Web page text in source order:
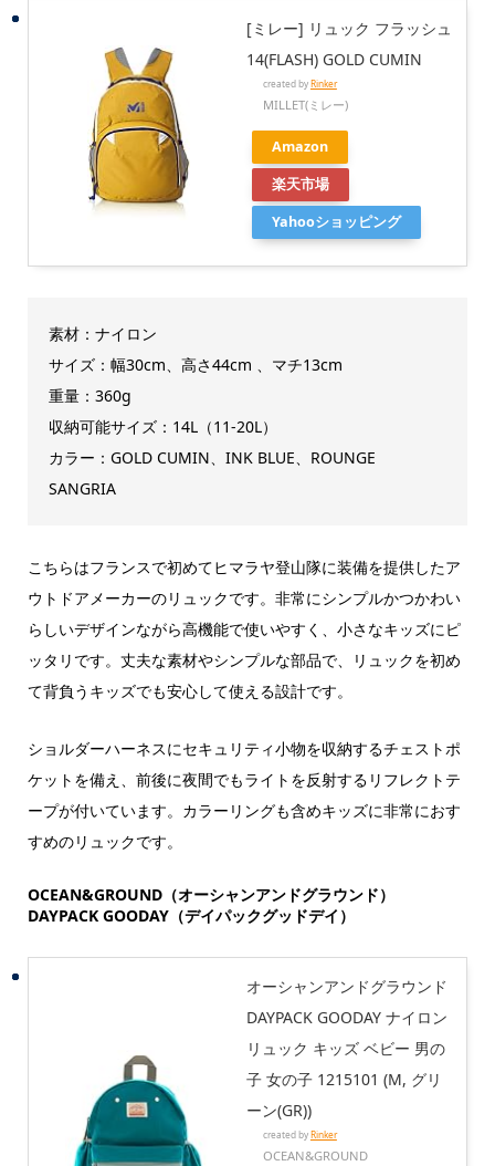
[ミレー] リュック フラッシュ
14(FLASH) GOLD CUMIN
created byRinker
MILLET(ミレー)
Amazon
楽天市場
Yahooショッピング
素材：ナイロン
サイズ：幅30cm、高さ44cm 、マチ13cm
重量：360g
収納可能サイズ：14L（11-20L）
カラー：GOLD CUMIN、INK BLUE、ROUNGE
SANGRIA
こちらはフランスで初めてヒマラヤ登山隊に装備を提供したア
ウトドアメーカーのリュックです。非常にシンプルかつかわい
らしいデザインながら高機能で使いやすく、小さなキッズにピ
ッタリです。丈夫な素材やシンプルな部品で、リュックを初め
て背負うキッズでも安心して使える設計です。
ショルダーハーネスにセキュリティ小物を収納するチェストポ
ケットを備え、前後に夜間でもライトを反射するリフレクトテ
ープが付いています。カラーリングも含めキッズに非常におす
すめのリュックです。
OCEAN&GROUND（オーシャンアンドグラウンド）
DAYPACK GOODAY（デイパックグッドデイ）
オーシャンアンドグラウンド
DAYPACK GOODAY ナイロン
リュック キッズ ベビー 男の
子 女の子 1215101 (M, グリ
ーン(GR))
created byRinker
OCEAN&GROUND